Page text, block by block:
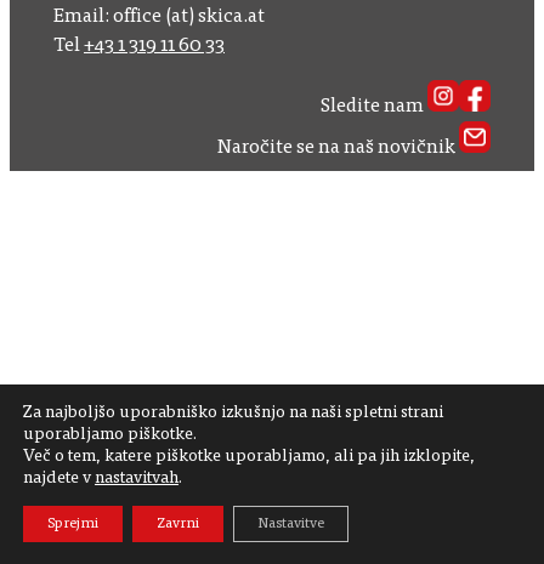
Za najboljšo uporabniško izkušnjo na naši spletni strani
uporabljamo piškotke.
Več o tem, katere piškotke uporabljamo, ali pa jih izklopite,
najdete v nastavitvah.
Sprejmi Zavrni Nastavitve
Email: office (at) skica.at
Tel+43 1 319 11 60 33
Sledite nam
Naročite se na naš novičnik